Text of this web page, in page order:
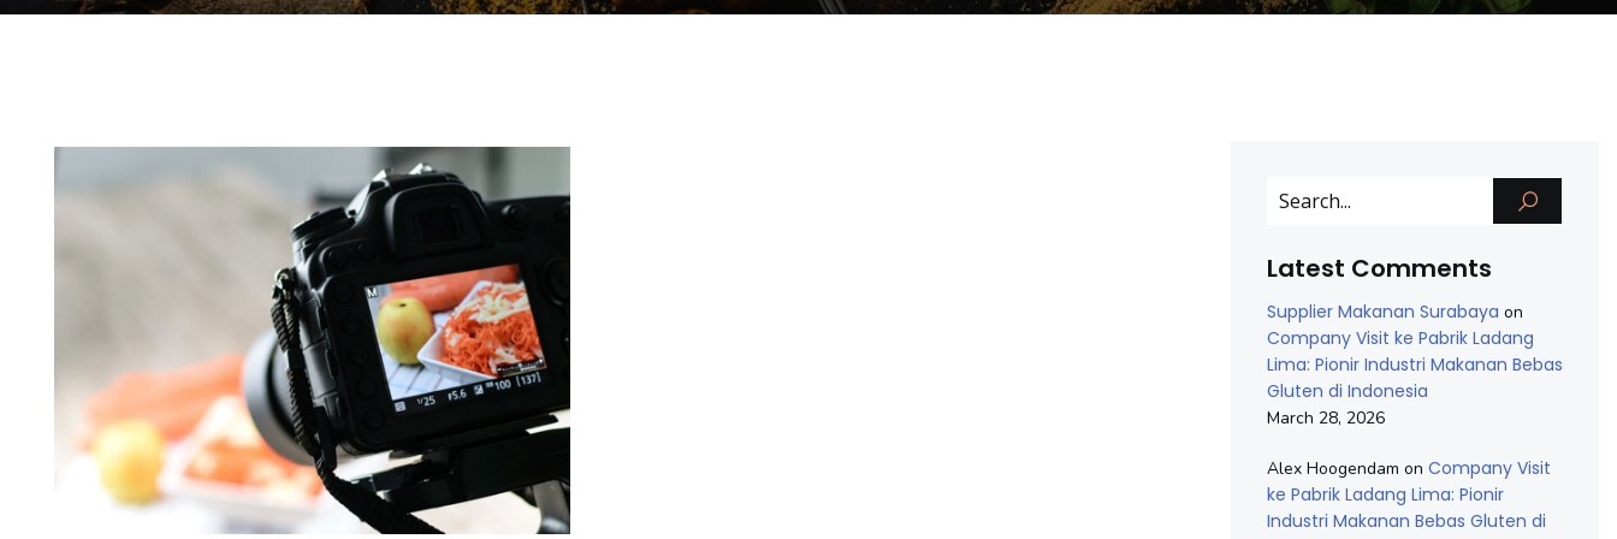
Latest Comments
Supplier Makanan Surabaya on
Company Visit ke Pabrik Ladang
Lima: Pionir Industri Makanan Bebas
Gluten di Indonesia
March 28, 2026
Alex Hoogendam on Company Visit
ke Pabrik Ladang Lima: Pionir
Industri Makanan Bebas Gluten di